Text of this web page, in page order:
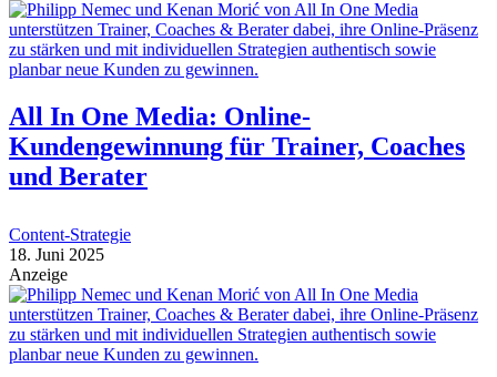
All In One Media: Online-
Kundengewinnung für Trainer, Coaches
und Berater
Content-Strategie
18. Juni 2025
Anzeige